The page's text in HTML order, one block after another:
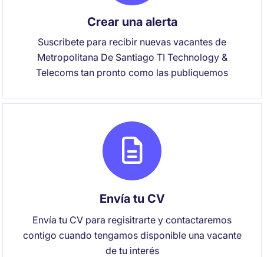
Crear una alerta
Suscribete para recibir nuevas vacantes de
Metropolitana De Santiago TI Technology &
Telecoms tan pronto como las publiquemos
Envía tu CV
Envía tu CV para regisitrarte y contactaremos
contigo cuando tengamos disponible una vacante
de tu interés